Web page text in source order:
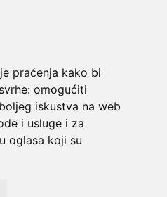
praćenja kako bi
omogućiti
iskustva na web
i usluge i za
oglasa koji su
obročno plaćanje
bez kamata